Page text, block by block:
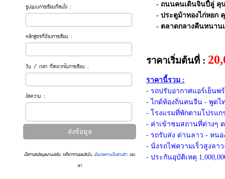
รูปแบบการเรียนที่สนใจ :
หลักสูตรที่ต้องการเรียน :
วัน / เวลา ที่สะดวกในการเรียน :
ข้อความ :
เมื่อท่านส่งข้อมูลผ่านฟอร์ม จะถือว่าท่านยอมรับในนโยบายความเป็นส่วนตัวของ
เรา
- ถนนคนเดินจินปี้ลู่ คุ
- ประตูม้าทองไก่หยก
- ตลาดกลางคืนหนาน
ราคาเริ่มต้นที่ :
ราคานี้รวม :
- รถปรับอากาศแอร์เย็น
- ไกด์ท้องถิ่นคนจีน - พูดไ
- โรงแรมที่พักตามโปรแก
- ค่าเข้าชมสถานที่ต่างๆ
- รถรับส่ง ด่านลาว - หน
- นั่งรถไฟความเร็วสูงล
- ประกันอุบัติเหตุ